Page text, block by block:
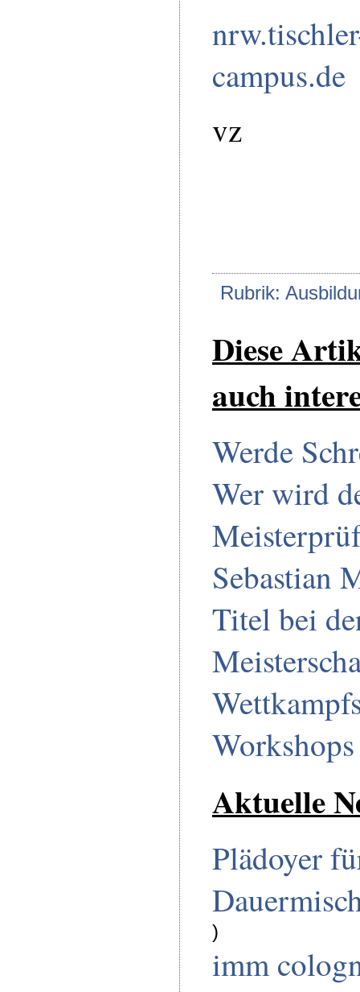
campus.de
vz
Rubrik:
Diese
auch
Werde
Wer wird
Sebastian
Titel bei
Workshops
Aktuelle
Plädoyer
)
imm